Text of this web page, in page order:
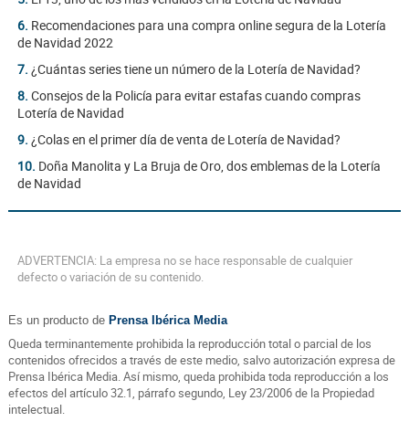
6. Recomendaciones para una compra online segura de la Lotería
de Navidad 2022
7. ¿Cuántas series tiene un número de la Lotería de Navidad?
8. Consejos de la Policía para evitar estafas cuando compras
Lotería de Navidad
9. ¿Colas en el primer día de venta de Lotería de Navidad?
10. Doña Manolita y La Bruja de Oro, dos emblemas de la Lotería
de Navidad
ADVERTENCIA: La empresa no se hace responsable de cualquier
defecto o variación de su contenido.
Es un producto de Prensa Ibérica Media
Queda terminantemente prohibida la reproducción total o parcial de los
contenidos ofrecidos a través de este medio, salvo autorización expresa de
Prensa Ibérica Media. Así mismo, queda prohibida toda reproducción a los
efectos del artículo 32.1, párrafo segundo, Ley 23/2006 de la Propiedad
intelectual.